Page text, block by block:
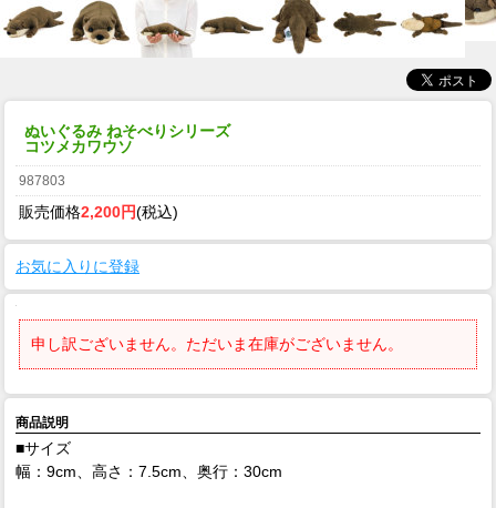
ぬいぐるみ ねそべりシリーズ
コツメカワウソ
987803
販売価格2,200円(税込)
お気に入りに登録
申し訳ございません。ただいま在庫がございません。
商品説明
■サイズ
幅：9cm、高さ：7.5cm、奥行：30cm